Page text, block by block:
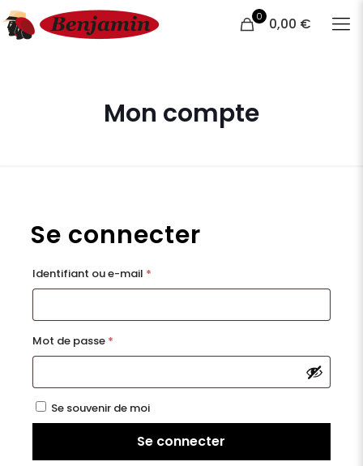
0 0,00 €
Mon compte
Se connecter
Identifiant ou e-mail *Obligatoire
Mot de passe *Obligatoire
Se souvenir de moi
Se connecter